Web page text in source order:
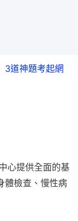
道神題考起網
心提供全面的基
體檢查、慢性病